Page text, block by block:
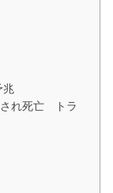
兆
され死亡 トラ